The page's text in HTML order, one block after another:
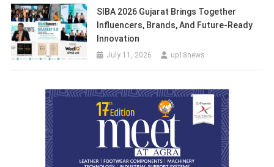
SIBA 2026 Gujarat Brings Together
Influencers, Brands, And Future-Ready
Innovation
July 11, 2026 up18news